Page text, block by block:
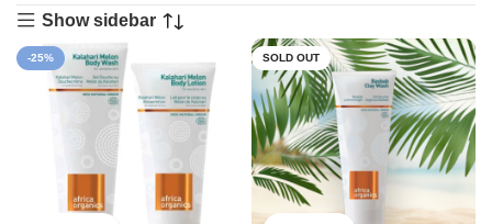
Show sidebar
-25% SOLD OUT